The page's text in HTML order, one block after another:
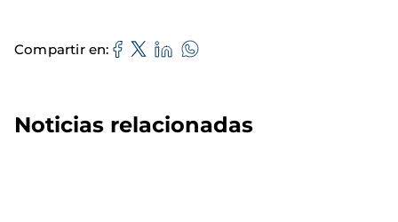
Compartir en
Noticias relacionadas